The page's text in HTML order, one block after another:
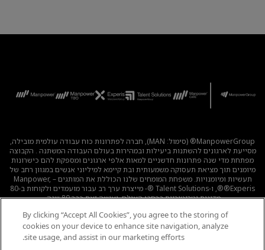
ManpowerGroup® (סימול: MAN), חברה לפתרונות כוח עבודה עולמית מובילה,
מסייעת לארגונים להשתנות ביעילות ובמהירות בעולם העבודה המשתנה . הקבוצה
מפתחת מדי שנה פתרונות חדשניים למאות אלפי ארגונים ומספקת להם כישרונות
מיומנים תוך מציאת תעסוקה משמעותית ובת קיימא למיליוני אנשים במגוון רחב של
תעשיות ומיומנויות. משפחת המומחים שלנו הכוללת את המותגים – Manpower,
®Experis®, ו-Talent Solutions ®- מייצרת ערך רב עבור מועמדים ולקוחות ב-80
מדינות וטריטוריות ברחבי העולם, ועושה זאת כבר 80 שנה.
לכל המשרות | מדיניות הפרטיות | תנאי השימוש | נגישות
קוד אתי
|
By clicking “Accept All Cookies”, you agree to the storing of
cookies on your device to enhance site navigation, analyze
site usage, and assist in our marketing efforts.